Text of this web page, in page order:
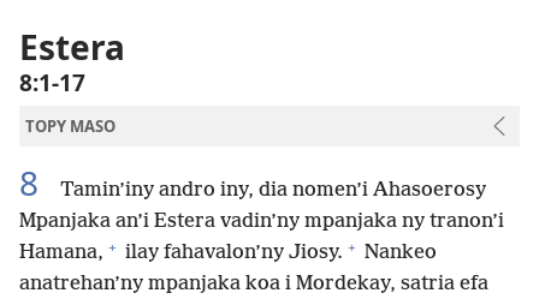
Amin’ny
Baiboly
Estera
8:1-17
TOPY MASO
8
Tamin’iny andro iny, dia nomen’i Ahasoerosy
Mpanjaka an’i Estera vadin’ny mpanjaka ny tranon’i
Hamana, + ilay fahavalon’ny Jiosy. + Nankeo
anatrehan’ny mpanjaka koa i Mordekay, satria efa